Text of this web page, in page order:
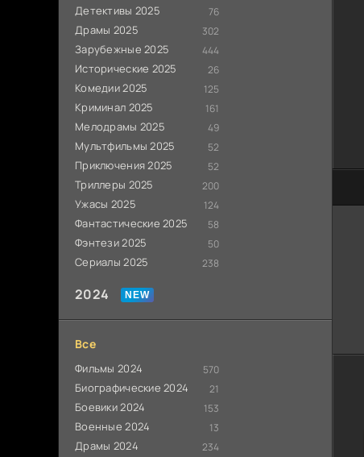
Детективы 2025 76
Драмы 2025 302
Зарубежные 2025 444
Исторические 2025 26
Комедии 2025 125
Криминал 2025 161
Мелодрамы 2025 49
Мультфильмы 2025 52
Приключения 2025 52
Триллеры 2025 200
Ужасы 2025 124
Фантастические 2025 58
Фэнтези 2025 50
Сериалы 2025 238
2024
Все
Фильмы 2024 570
Биографические 2024 21
Боевики 2024 153
Военные 2024 13
Драмы 2024 234